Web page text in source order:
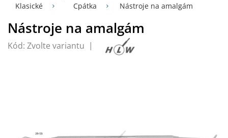
Klasické
Cpátka Nástroje na amalgám
Nástroje na amalgám
Kód: Zvolte variantu